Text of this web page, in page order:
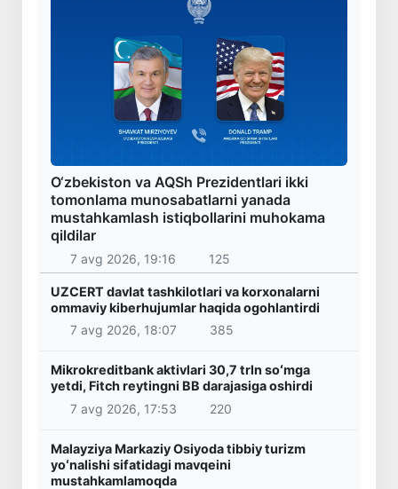
O‘zbekiston va AQSh Prezidentlari ikki
tomonlama munosabatlarni yanada
mustahkamlash istiqbollarini muhokama
qildilar
7 avg 2026, 19:16 125
UZCERT davlat tashkilotlari va korxonalarni
ommaviy kiberhujumlar haqida ogohlantirdi
7 avg 2026, 18:07
385
Mikrokreditbank aktivlari 30,7 trln soʻmga
yetdi, Fitch reytingni BB darajasiga oshirdi
7 avg 2026, 17:53
220
Malayziya Markaziy Osiyoda tibbiy turizm
yoʻnalishi sifatidagi mavqeini
mustahkamlamoqda